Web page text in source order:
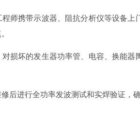
师携带示波器、阻抗分析仪等设备
损坏的发生器功率管、电容、换能
后进行全功率发波测试和实焊验证，